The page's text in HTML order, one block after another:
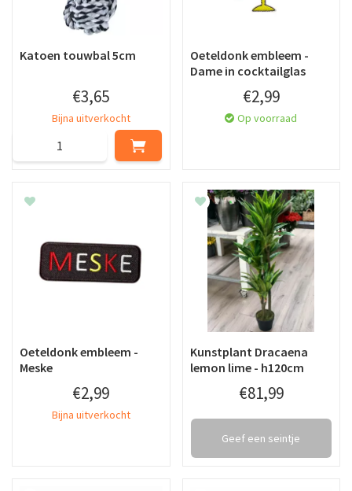
Katoen touwbal 5cm
€3,65
Bijna uitverkocht
Oeteldonk embleem -
Dame in cocktailglas
€2,99
Op voorraad
Oeteldonk embleem -
Meske
€2,99
Bijna uitverkocht
Kunstplant Dracaena
lemon lime - h120cm
€81,99
Geef een seintje